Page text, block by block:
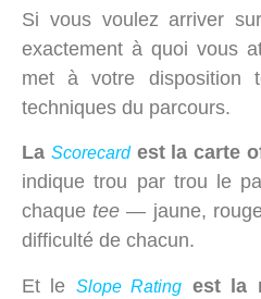
Si vous voulez arriver
exactement à quoi vous
met à votre disposition
techniques du parcours.
La Scorecardest la carte
indique trou par trou le
chaque tee — jaune,
difficulté de chacun.
Et le Slope Rating est la